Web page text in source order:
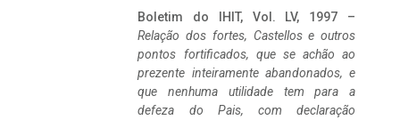
Boletim do IHIT, Vol. LV, 1997 –
Relação dos fortes, Castellos e outros
pontos fortificados, que se achão ao
prezente inteiramente abandonados, e
que nenhuma utilidade tem para a
defeza do Pais, com declaração